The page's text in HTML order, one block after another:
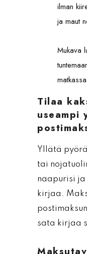
ilman
ja maut
Mukava
Tilaa
useampi
Yllätä
tai
naapurisi
kirjaa.
sata kirjaa